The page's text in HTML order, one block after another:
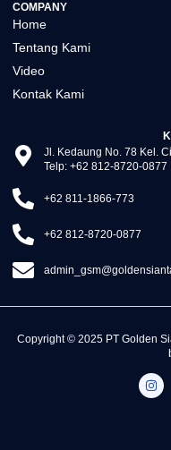
COMPANY
Home
Tentang Kami
Video
Kontak Kami
Jl. Kedaung No. 78 Kel.
Telp: +62 812-8720-0877
+62 811-1866-773
+62 812-8720-0877
Copyright © 2025 PT Golden